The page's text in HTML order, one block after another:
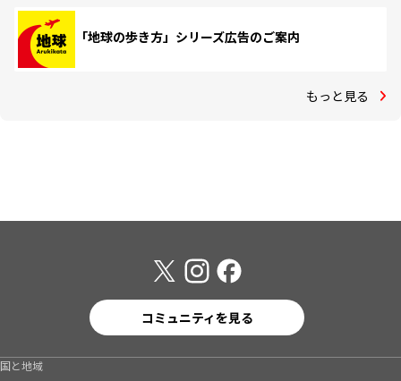
「地球の歩き方」シリーズ広告のご案内
もっと見る
コミュニティを見る
国と地域